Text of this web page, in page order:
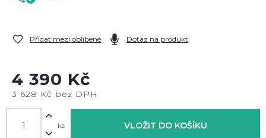
Přidat mezi oblíbené Dotaz na produkt
4 390 Kč
3 628 Kč bez DPH
ks VLOŽIT DO KOŠÍKU